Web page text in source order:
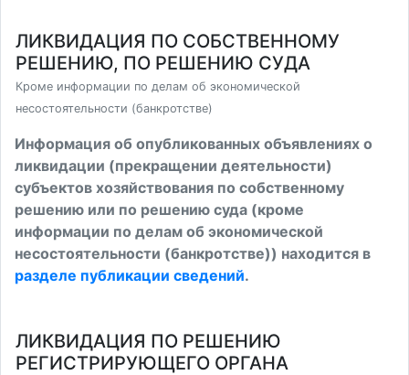
ЛИКВИДАЦИЯ ПО СОБСТВЕННОМУ
РЕШЕНИЮ, ПО РЕШЕНИЮ СУДА
Кроме информации по делам об экономической
несостоятельности (банкротстве)
Информация об опубликованных объявлениях о
ликвидации (прекращении деятельности)
субъектов хозяйствования по собственному
решению или по решению суда (кроме
информации по делам об экономической
несостоятельности (банкротстве)) находится в
разделе публикации сведений.
ЛИКВИДАЦИЯ ПО РЕШЕНИЮ
РЕГИСТРИРУЮЩЕГО ОРГАНА